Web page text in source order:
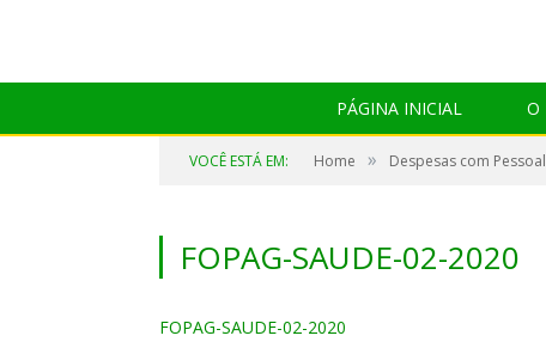
PÁGINA INICIAL O
VOCÊ ESTÁ EM: Home » Despesas com Pessoal
FOPAG-SAUDE-02-2020
FOPAG-SAUDE-02-2020